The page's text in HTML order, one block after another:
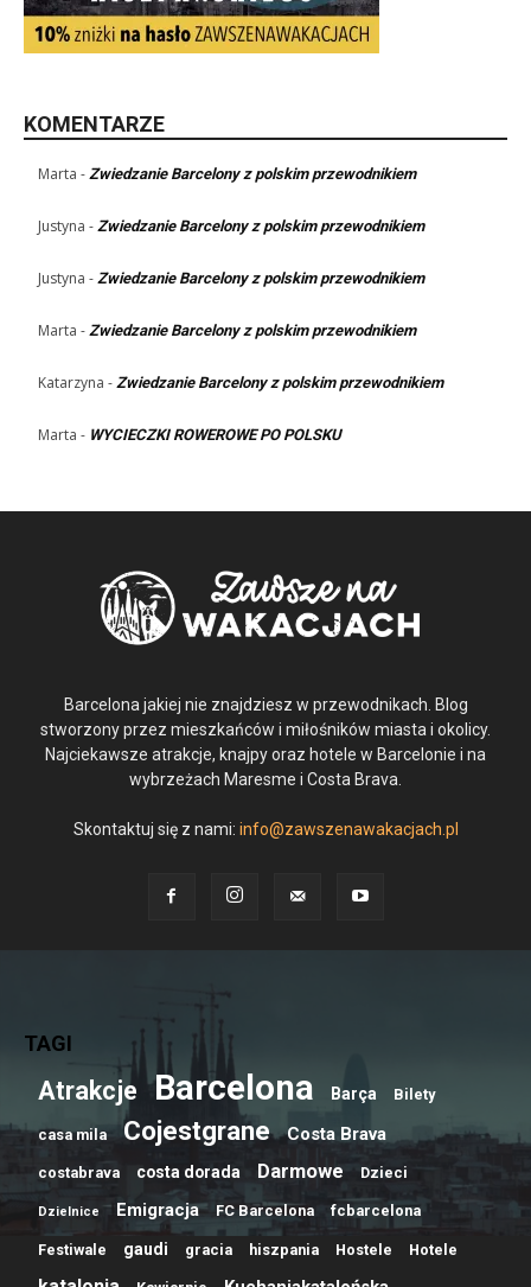
KOMENTARZE
Marta - Zwiedzanie Barcelony z polskim przewodnikiem
Justyna - Zwiedzanie Barcelony z polskim przewodnikiem
Justyna - Zwiedzanie Barcelony z polskim przewodnikiem
Marta - Zwiedzanie Barcelony z polskim przewodnikiem
Katarzyna - Zwiedzanie Barcelony z polskim przewodnikiem
Marta - WYCIECZKI ROWEROWE PO POLSKU
Barcelona jakiej nie znajdziesz w przewodnikach. Blog
stworzony przez mieszkańców i miłośników miasta i okolicy.
Najciekawsze atrakcje, knajpy oraz hotele w Barcelonie i na
wybrzeżach Maresme i Costa Brava.
Skontaktuj się z nami: info@zawszenawakacjach.pl
TAGI
Atrakcje Barcelona Barça Bilety
casa mila Cojestgrane Costa Brava
costabrava costa dorada Darmowe Dzieci
Dzielnice Emigracja FC Barcelona fcbarcelona
Festiwale gaudi gracia hiszpania Hostele Hotele